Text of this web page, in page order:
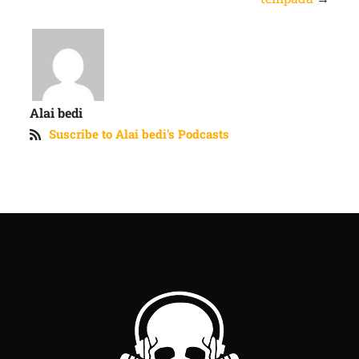
Alai bedi
Suscribe to Alai bedi's Podcasts